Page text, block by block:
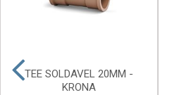
TEE SOLDAVEL 20MM -
KRONA